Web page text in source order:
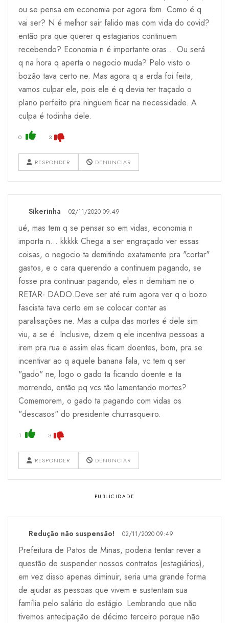
ou se pensa em economia por agora tbm. Como é q
vai ser? N é melhor sair falido mas com vida do covid?
então pra que querer q estagiarios continuem
recebendo? Economia n é importante oras... Ou será
q na hora q aperta o negocio muda? Pelo visto o
bozão tava certo ne. Mas agora q a erda foi feita,
vamos culpar ele, pois ele é q devia ter traçado o
plano perfeito pra ninguem ficar na necessidade. A
culpa é todinha dele.
0 3
RESPONDER DENUNCIAR
Sikerinha 02/11/2020 09:49
ué, mas tem q se pensar so em vidas, economia n
importa n... kkkkk Chega a ser engraçado ver essas
coisas, o negocio ta demitindo exatamente pra "cortar"
gastos, e o cara querendo a continuem pagando, se
fosse pra continuar pagando, eles n demitiam ne o
RETAR- DADO.Deve ser até ruim agora ver q o bozo
fascista tava certo em se colocar contar as
paralisações ne. Mas a culpa das mortes é dele sim
viu, a se é. Inclusive, dizem q ele incentiva pessoas a
irem pra rua e assim elas ficam doentes, bom, pra se
incentivar ao q aquele banana fala, vc tem q ser
"gado" ne, logo o gado ta ficando doente e ta
morrendo, então pq vcs tão lamentando mortes?
Comemorem, o gado ta pagando com vidas os
"descasos" do presidente churrasqueiro.
1 3
RESPONDER DENUNCIAR
Redução não suspensão! 02/11/2020 09:49
Prefeitura de Patos de Minas, poderia tentar rever a
questão de suspender nossos contratos (estagiários),
em vez disso apenas diminuir, seria uma grande forma
de ajudar as pessoas que vivem e sustentam sua
família pelo salário do estágio. Lembrando que não
tivemos antecipação de décimo terceiro porque não